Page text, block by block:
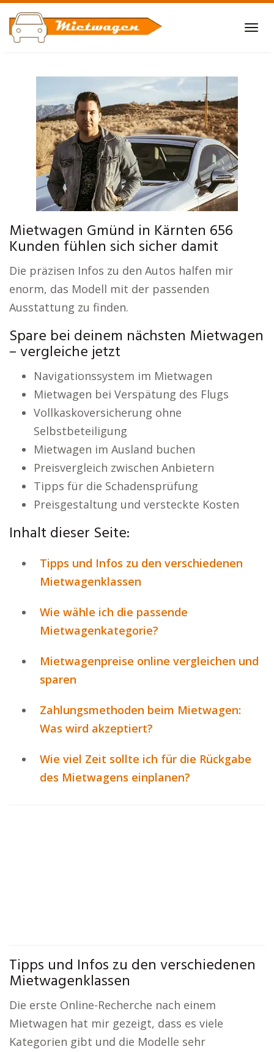
Skip
to
main
Mietwagen Gmünd in Kärnten 656
Kunden fühlen sich sicher damit
Die präzisen Infos zu den Autos halfen mir
enorm, das Modell mit der passenden
Ausstattung zu finden.
Spare bei deinem nächsten Mietwagen
– vergleiche jetzt
Navigationssystem im Mietwagen
Mietwagen bei Verspätung des Flugs
Vollkaskoversicherung ohne
Selbstbeteiligung
Mietwagen im Ausland buchen
Preisvergleich zwischen Anbietern
Tipps für die Schadensprüfung
Preisgestaltung und versteckte Kosten
Inhalt dieser Seite:
Tipps und Infos zu den verschiedenen
Mietwagenklassen
Wie wähle ich die passende
Mietwagenkategorie?
Mietwagenpreise online vergleichen und
sparen
Zahlungsmethoden beim Mietwagen:
Was wird akzeptiert?
Wie viel Zeit sollte ich für die Rückgabe
des Mietwagens einplanen?
Tipps und Infos zu den verschiedenen
Mietwagenklassen
Die erste Online-Recherche nach einem
Mietwagen hat mir gezeigt, dass es viele
Kategorien gibt und die Modelle sehr